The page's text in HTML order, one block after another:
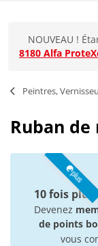
NOUVEAU !
8180 Alfa
Peintres,
Ruban de
10 fois
Devenez
de points
vous